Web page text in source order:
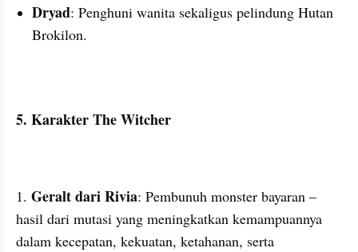
Dryad: Penghuni wanita sekaligus pelindung Hutan
Brokilon.
5. Karakter The Witcher
1. Geralt dari Rivia: Pembunuh monster bayaran –
hasil dari mutasi yang meningkatkan kemampuannya
dalam kecepatan, kekuatan, ketahanan, serta